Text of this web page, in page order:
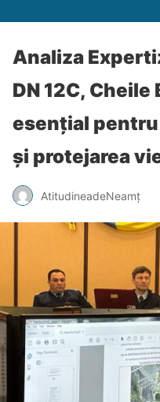
Analiza
DN 12C,
esențial
și protejarea
AtitudineadeNeamț